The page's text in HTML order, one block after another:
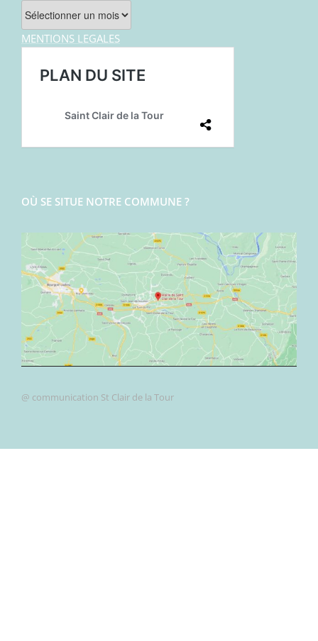
Archives
MENTIONS LEGALES
OÙ SE SITUE NOTRE COMMUNE ?
@ communication St Clair de la Tour